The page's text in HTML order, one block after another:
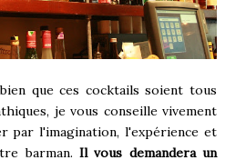
que ces cocktails soient tous
je vous conseille vivement
par l'imagination, l'expérience et
barman. Il vous demandera un